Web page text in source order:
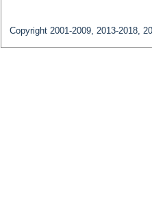
Copyright 2001-2009, 2013-2018,